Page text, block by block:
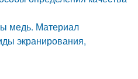
медь. Материал
экранирования,